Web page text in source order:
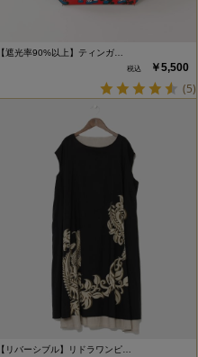
【遮光率90%以上】ティンガ…
￥5,500
(5)
【リバーシブル】リドラワンピ…